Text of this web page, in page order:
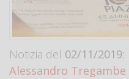
Notizia del 02/11/2019:
Alessandro